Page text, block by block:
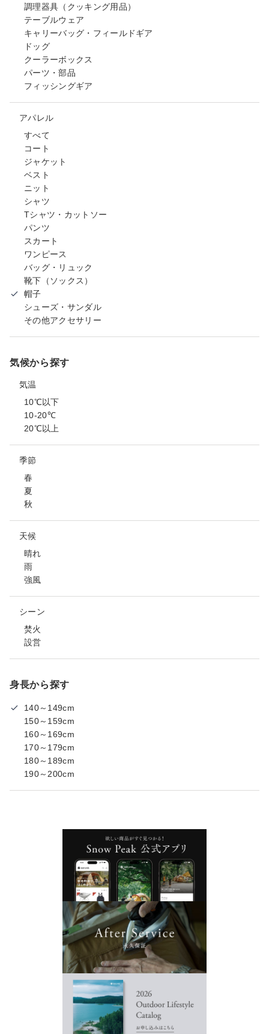
調理器具（クッキング用品）
テーブルウェア
キャリーバッグ・フィールドギア
ドッグ
クーラーボックス
パーツ・部品
フィッシングギア
アパレル
すべて
コート
ジャケット
ベスト
ニット
シャツ
Tシャツ・カットソー
パンツ
スカート
ワンピース
バッグ・リュック
靴下（ソックス）
帽子
シューズ・サンダル
その他アクセサリー
気候から探す
気温
10℃以下
10-20℃
20℃以上
季節
春
夏
秋
天候
晴れ
雨
強風
シーン
焚火
設営
身長から探す
140～149cm
150～159cm
160～169cm
170～179cm
180～189cm
190～200cm